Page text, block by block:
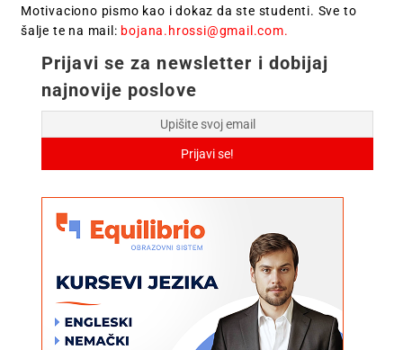
Motivaciono pismo kao i dokaz da ste studenti. Sve to
šalje te na mail: bojana.hrossi@gmail.com.
Prijavi se za newsletter i dobijaj
najnovije poslove